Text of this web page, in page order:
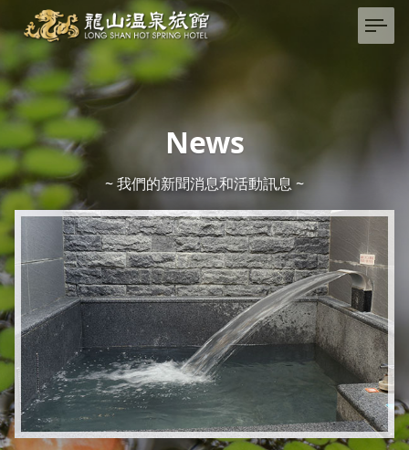
News
~ 我們的新聞消息和活動訊息 ~